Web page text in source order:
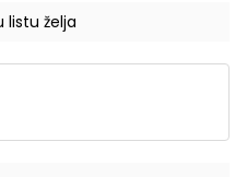
listu želja